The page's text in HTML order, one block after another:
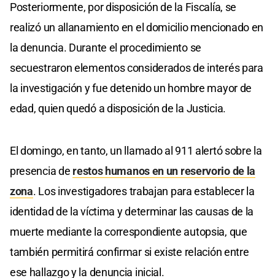
Posteriormente, por disposición de la Fiscalía, se
realizó un allanamiento en el domicilio mencionado en
la denuncia. Durante el procedimiento se
secuestraron elementos considerados de interés para
la investigación y fue detenido un hombre mayor de
edad, quien quedó a disposición de la Justicia.
El domingo, en tanto, un llamado al 911 alertó sobre la
presencia de restos humanos en un reservorio de la
zona. Los investigadores trabajan para establecer la
identidad de la víctima y determinar las causas de la
muerte mediante la correspondiente autopsia, que
también permitirá confirmar si existe relación entre
ese hallazgo y la denuncia inicial.